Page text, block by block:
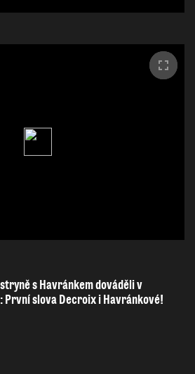
s Havránkem dováděli v
První slova Decroix i Havránkové!